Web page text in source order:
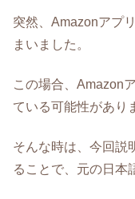
突然、Amazonアプ
まいました。
この場合、Amazon
ている可能性があり
そんな時は、今回説
ることで、元の日本